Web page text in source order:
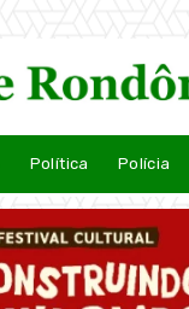
Política Polícia